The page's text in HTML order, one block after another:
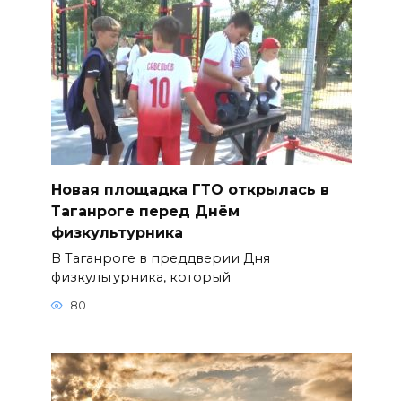
Новая площадка ГТО открылась в
Таганроге перед Днём
физкультурника
В Таганроге в преддверии Дня
физкультурника, который
80